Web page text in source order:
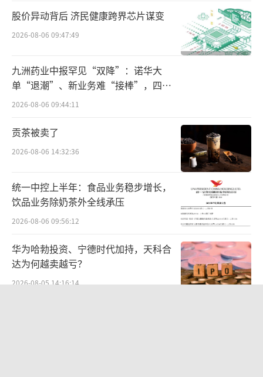
目前，公司建设的传统速溶咖啡生产线，
已无法满足精品咖啡的生产需求，产能不足的
问题迫切需要解决。
佳禾食品预计，咖啡扩产项目建成后，经
营期内年均营业收入11.19亿元，平均净利润76
93.24万元。
植脂末不行了
佳禾食品做粉末油脂起家，2021年，公司
在上交所主板挂牌上市，为A股“植脂末第一
股”。
植脂末广泛运用于食品行业中，用于增加
产品的风味，在速溶咖啡中使用更加广泛。
股价异动背后 济民健康跨界芯片谋变
2026-08-06 09:47:49
九洲药业中报罕见“双降”：诺华大
单“退潮”、新业务难“接棒”，四大
难关待闯
2026-08-06 09:44:11
贡茶被卖了
2026-08-06 14:32:36
统一中控上半年：食品业务稳步增长，
饮品业务除奶茶外全线承压
2026-08-06 09:56:12
华为哈勃投资、宁德时代加持，天科合
达为何越卖越亏？
2026-08-05 14:16:14